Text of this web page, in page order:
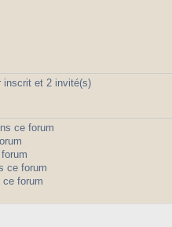
inscrit et 2 invité(s)
ce forum
ce forum
ce forum